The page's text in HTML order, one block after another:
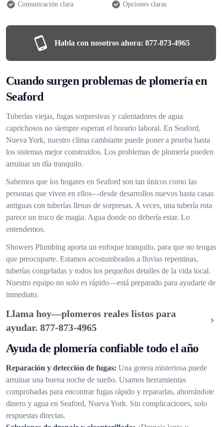
Comunicación clara Opciones claras
Habla con nosotros ahora: 877-873-4965
Cuando surgen problemas de plomería en
Seaford
Tuberías viejas, fugas sorpresivas y calentadores de agua
caprichosos no siempre esperan el horario laboral. En Seaford,
Nueva York, nuestro clima cambiante puede poner a prueba hasta
los sistemas mejor construidos. Los problemas de plomería pueden
arruinar un día tranquilo.
Sabemos que los hogares en Seaford son tan únicos como las
personas que viven en ellos—desde desarrollos nuevos hasta casas
antiguas con tuberías llenas de sorpresas. A veces, una tubería rota
parece un truco de magia. Agua donde no debería estar. Lo
entendemos.
Showers Plumbing aporta un enfoque tranquilo, para que no tengas
que preocuparte. Estamos acostumbrados a lluvias repentinas,
tuberías congeladas y todos los pequeños detalles de la vida local.
Nuestro equipo no solo es rápido—está preparado para ayudarte de
inmediato.
Llama hoy—plomeros reales listos para
ayudar. 877-873-4965
Ayuda de plomería confiable todo el año
Reparación y detección de fugas: Una gotera misteriosa puede
arruinar una buena noche de sueño. Usamos herramientas
comprobadas para encontrar fugas rápido y repararlas, ahorrándote
dinero y agua en Seaford, Nueva York. Sin complicaciones, solo
respuestas directas.